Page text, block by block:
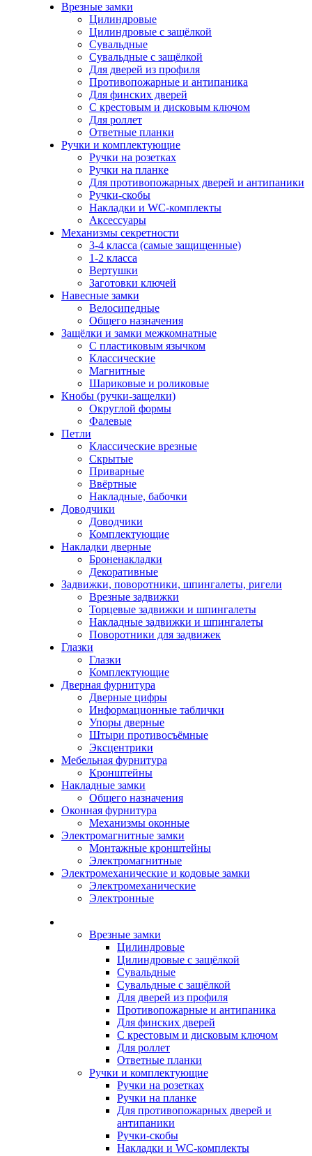
Врезные замки
Цилиндровые
Цилиндровые с защёлкой
Сувальдные
Сувальдные с защёлкой
Для дверей из профиля
Противопожарные и антипаника
Для финских дверей
С крестовым и дисковым ключом
Для роллет
Ответные планки
Ручки и комплектующие
Ручки на розетках
Ручки на планке
Для противопожарных дверей и антипаники
Ручки-скобы
Накладки и WC-комплекты
Аксессуары
Механизмы секретности
3-4 класса (самые защищенные)
1-2 класса
Вертушки
Заготовки ключей
Навесные замки
Велосипедные
Общего назначения
Защёлки и замки межкомнатные
С пластиковым язычком
Классические
Магнитные
Шариковые и роликовые
Кнобы (ручки-защелки)
Округлой формы
Фалевые
Петли
Классические врезные
Скрытые
Приварные
Ввёртные
Накладные, бабочки
Доводчики
Доводчики
Комплектующие
Накладки дверные
Броненакладки
Декоративные
Задвижки, поворотники, шпингалеты, ригели
Врезные задвижки
Торцевые задвижки и шпингалеты
Накладные задвижки и шпингалеты
Поворотники для задвижек
Глазки
Глазки
Комплектующие
Дверная фурнитура
Дверные цифры
Информационные таблички
Упоры дверные
Штыри противосъёмные
Эксцентрики
Мебельная фурнитура
Кронштейны
Накладные замки
Общего назначения
Оконная фурнитура
Механизмы оконные
Электромагнитные замки
Монтажные кронштейны
Электромагнитные
Электромеханические и кодовые замки
Электромеханические
Электронные
Врезные замки
Цилиндровые
Цилиндровые с защёлкой
Сувальдные
Сувальдные с защёлкой
Для дверей из профиля
Противопожарные и антипаника
Для финских дверей
С крестовым и дисковым ключом
Для роллет
Ответные планки
Ручки и комплектующие
Ручки на розетках
Ручки на планке
Для противопожарных дверей и
антипаники
Ручки-скобы
Накладки и WC-комплекты